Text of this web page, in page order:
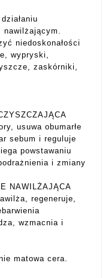
niedoskonałości
wypryski,
zaskórniki,
usuwa obumarłe
sebum i reguluje
powstawaniu
i zmiany
NAWILŻAJĄCA
regeneruje,
wzmacnia i
matowa cera.